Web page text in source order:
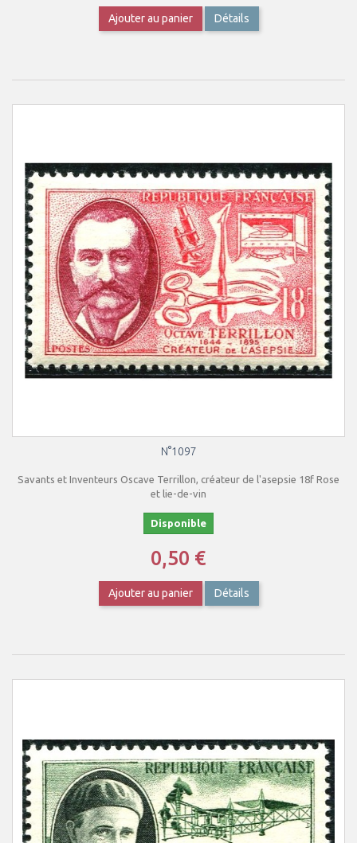
Ajouter au panier Détails
N°1097
Savants et Inventeurs Oscave Terrillon, créateur de l'asepsie 18f Rose
et lie-de-vin
Disponible
0,50 €
Ajouter au panier Détails